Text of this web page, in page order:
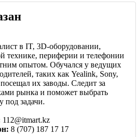
в IT, 3D-оборудовании,
технике, периферии и телефонии
опытом. Обучался у ведущих
таких как Yealink, Sony,
их заводы. Следит за
рынка и поможет выбрать
под задачи.
112@itmart.kz
8 (707) 187 17 17